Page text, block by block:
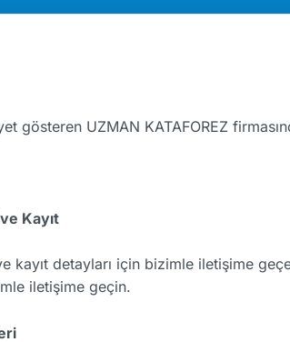
gösteren UZMAN KATAFOREZ
Kayıt
kayıt detayları için bizimle iletişime
iletişime geçin.